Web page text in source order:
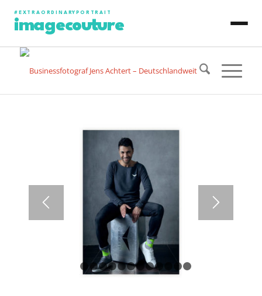
#EXTRAORDINARYPORTRAIT
imagecouture
ART PORTRAIT
SPECIAL PROJECT
1 2 3 4 5 6 7